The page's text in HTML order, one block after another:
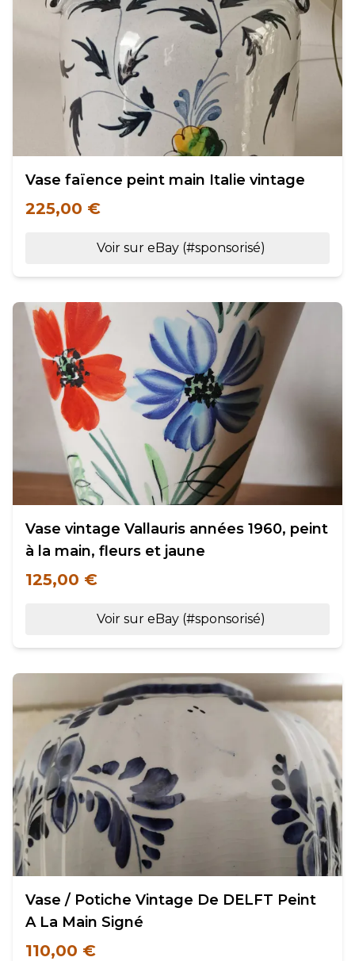
Vase faïence peint main Italie vintage
225,00 €
Voir sur eBay (#sponsorisé)
Vase vintage Vallauris années 1960, peint
à la main, fleurs et jaune
125,00 €
Voir sur eBay (#sponsorisé)
Vase / Potiche Vintage De DELFT Peint
A La Main Signé
110,00 €